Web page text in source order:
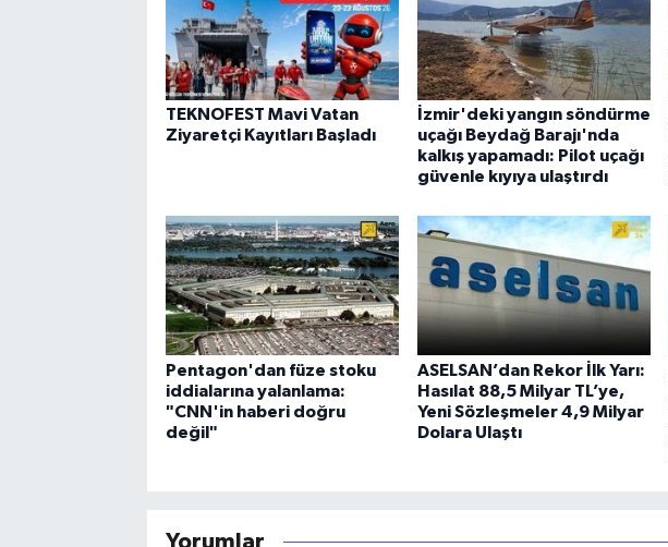
TEKNOFEST Mavi Vatan
Ziyaretçi Kayıtları Başladı
İzmir'deki yangın söndürme
uçağı Beydağ Barajı'nda
kalkış yapamadı: Pilot uçağı
güvenle kıyıya ulaştırdı
Pentagon'dan füze stoku
iddialarına yalanlama:
"CNN'in haberi doğru
değil"
ASELSAN’dan Rekor İlk Yarı:
Hasılat 88,5 Milyar TL’ye,
Yeni Sözleşmeler 4,9 Milyar
Dolara Ulaştı
Yorumlar